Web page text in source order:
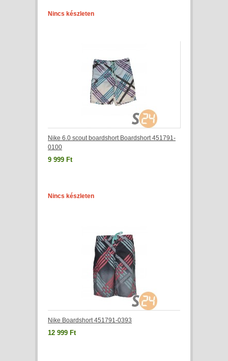
Nincs készleten
Nike 6.0 scout boardshort Boardshort 451791-
0100
9 999 Ft
Nincs készleten
Nike Boardshort 451791-0393
12 999 Ft